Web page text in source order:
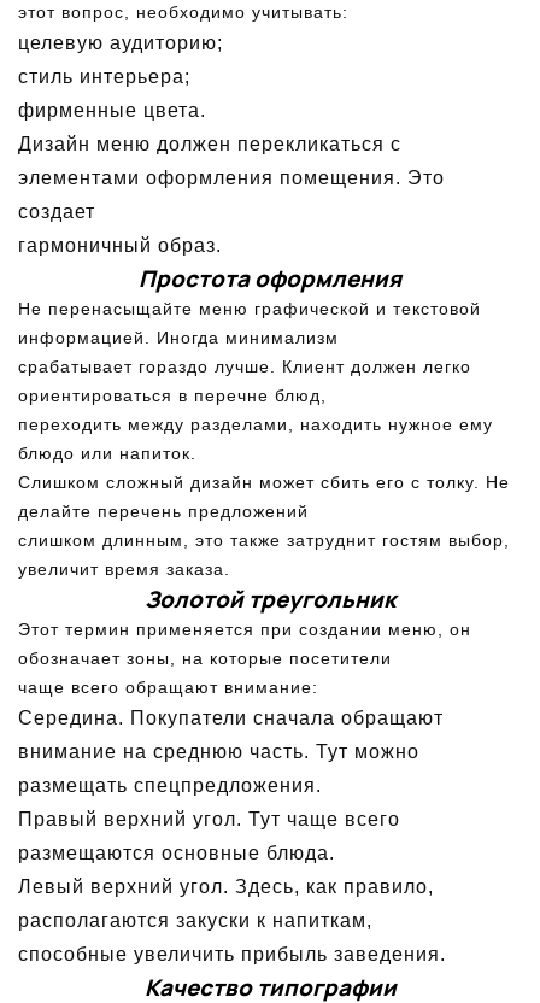
этот вопрос, необходимо учитывать:
целевую аудиторию;
стиль интерьера;
фирменные цвета.
Дизайн меню должен перекликаться с
элементами оформления помещения. Это
создает
гармоничный образ.
Простота оформления
Не перенасыщайте меню графической и текстовой
информацией. Иногда минимализм
срабатывает гораздо лучше. Клиент должен легко
ориентироваться в перечне блюд,
переходить между разделами, находить нужное ему
блюдо или напиток.
Слишком сложный дизайн может сбить его с толку. Не
делайте перечень предложений
слишком длинным, это также затруднит гостям выбор,
увеличит время заказа.
Золотой треугольник
Этот термин применяется при создании меню, он
обозначает зоны, на которые посетители
чаще всего обращают внимание:
Середина. Покупатели сначала обращают
внимание на среднюю часть. Тут можно
размещать спецпредложения.
Правый верхний угол. Тут чаще всего
размещаются основные блюда.
Левый верхний угол. Здесь, как правило,
располагаются закуски к напиткам,
способные увеличить прибыль заведения.
Качество типографии